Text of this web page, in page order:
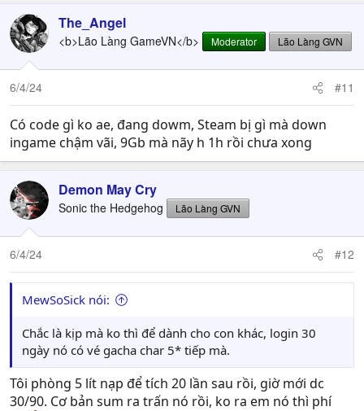
The_Angel
<b>Lão Làng GameVN</b> Moderator Lão Làng GVN
6/4/24 #11
Có code gì ko ae, đang dowm, Steam bị gì mà down
ingame chậm vãi, 9Gb mà nãy h 1h rồi chưa xong
Demon May Cry
Sonic the Hedgehog Lão Làng GVN
6/4/24 #12
MewSoSick nói:
Chắc là kịp mà ko thì để dành cho con khác, login 30
ngày nó có vé gacha char 5* tiếp mà.
Tôi phòng 5 lít nạp để tích 20 lần sau rồi, giờ mới dc
30/90. Cơ bản sum ra trấn nó rồi, ko ra em nó thì phí